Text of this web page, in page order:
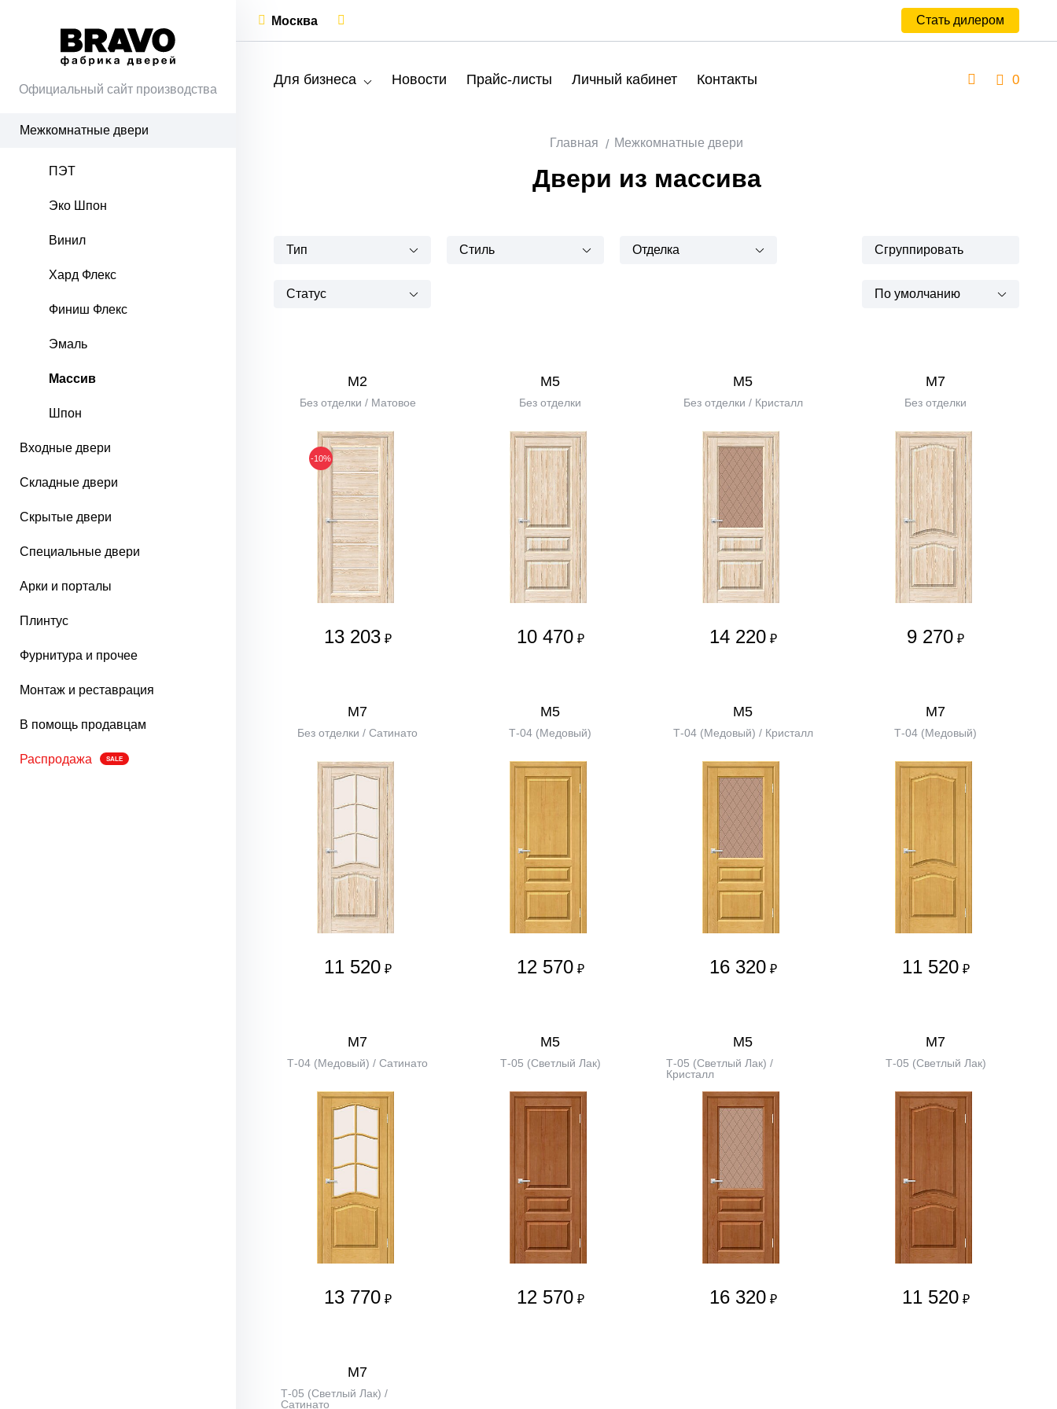
Официальный сайт производства
Межкомнатные двери
ПЭТ
Эко Шпон
Винил
Хард Флекс
Финиш Флекс
Эмаль
Массив
Шпон
Входные двери
Складные двери
Скрытые двери
Специальные двери
Арки и порталы
Плинтус
Фурнитура и прочее
Монтаж и реставрация
В помощь продавцам
Распродажа SALE
Москва Стать дилером
Для бизнеса Новости Прайс-листы Личный кабинет Контакты 0
Главная Межкомнатные двери
Двери из массива
Тип Стиль Отделка
Статус
Сгруппировать
По умолчанию
М2
Без отделки / Матовое
-10%
13 203 ₽
М5
Без отделки
10 470 ₽
М5
Без отделки / Кристалл
14 220 ₽
М7
Без отделки
9 270 ₽
М7
Без отделки / Сатинато
11 520 ₽
М5
Т-04 (Медовый)
12 570 ₽
М5
Т-04 (Медовый) / Кристалл
16 320 ₽
М7
Т-04 (Медовый)
11 520 ₽
М7
Т-04 (Медовый) / Сатинато
13 770 ₽
М5
Т-05 (Светлый Лак)
12 570 ₽
М5
Т-05 (Светлый Лак) /
Кристалл
16 320 ₽
М7
Т-05 (Светлый Лак)
11 520 ₽
М7
Т-05 (Светлый Лак) /
Сатинато